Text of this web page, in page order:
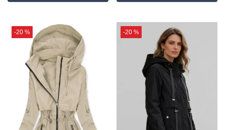
-20 % -20 %